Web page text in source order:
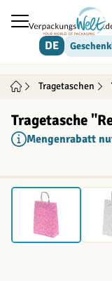
Direkt zum Inhalt
DE
Tragetaschen
Tragetasche
Mengenrabatt